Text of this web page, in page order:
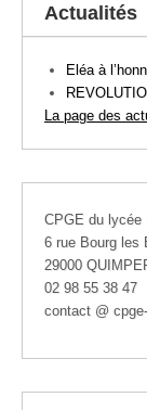
Actualités
Eléa à
La page des
CPGE du lycée
6 rue Bourg les
29000
02 98 55 38 47
contact @